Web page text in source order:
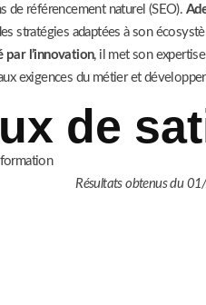
de référencement naturel (SEO).
stratégies adaptées à son
par l’innovation, il met son
exigences du métier et
de
Résultats obtenus du